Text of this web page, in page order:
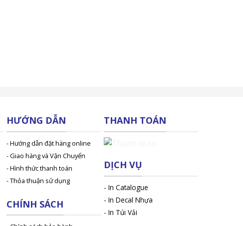
HƯỚNG DẪN
- Hướng dẫn đặt hàng online
- Giao hàng và Vận Chuyển
- Hình thức thanh toán
- Thỏa thuận sử dụng
CHÍNH SÁCH
THANH TOÁN
DỊCH VỤ
- In Catalogue
- In Decal Nhựa
- In Túi Vải